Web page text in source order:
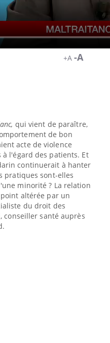
+A -A
qui vient de paraître,
de bon
acte de violence
l'égard des patients. Et
continuerait à hanter
pratiques sont-elles
minorité ? La relation
altérée par un
du droit des
conseiller santé auprès